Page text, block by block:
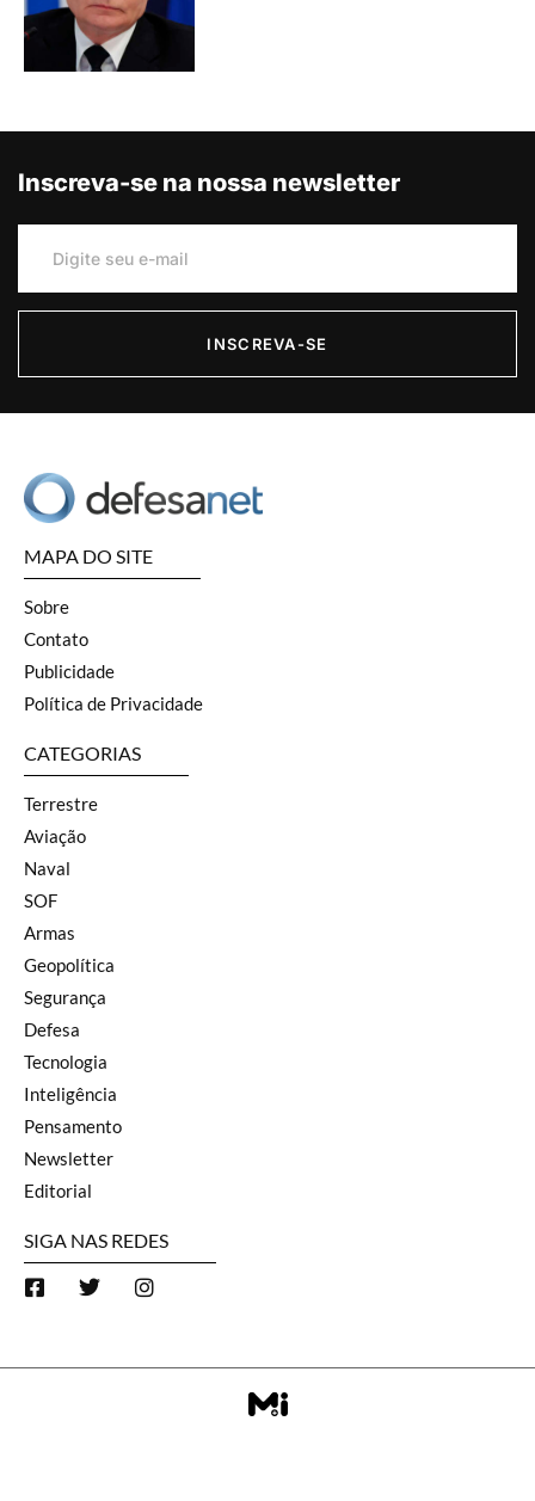
Inscreva-se na nossa newsletter
INSCREVA-SE
MAPA DO SITE
Sobre
Contato
Publicidade
Política de Privacidade
CATEGORIAS
Terrestre
Aviação
Naval
SOF
Armas
Geopolítica
Segurança
Defesa
Tecnologia
Inteligência
Pensamento
Newsletter
Editorial
SIGA NAS REDES